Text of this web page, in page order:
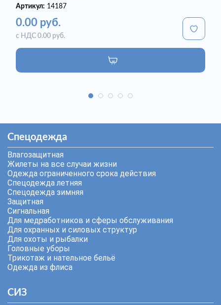
Артикул: 14187
0.00 руб.
с НДС 0.00 руб.
Спецодежда
Влагозащитная
Жилеты на все случаи жизни
Одежда ограниченного срока действия
Спецодежда летняя
Спецодежда зимняя
Защитная
Сигнальная
Для медработников и сферы обслуживания
Для охранных и силовых структур
Для охоты и рыбалки
Головные уборы
Трикотаж и нательное бельё
Одежда из флиса
СИЗ